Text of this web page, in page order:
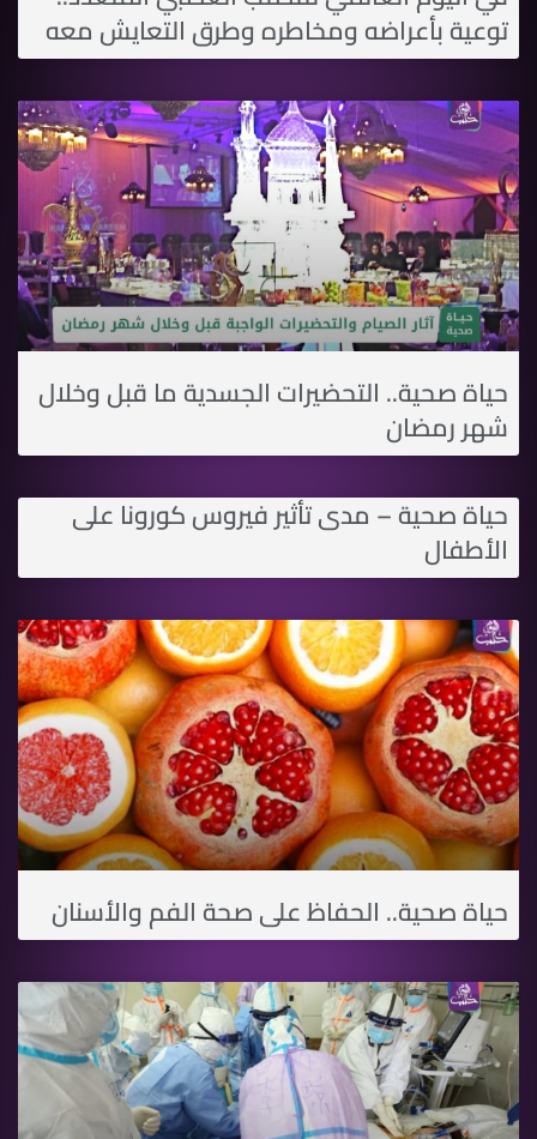
توعية بأعراضه ومخاطره وطرق التعايش معه
حياة صحية.. التحضيرات الجسدية ما قبل وخلال
شهر رمضان
حياة صحية – مدى تأثير فيروس كورونا على
الأطفال
حياة صحية.. الحفاظ على صحة الفم والأسنان